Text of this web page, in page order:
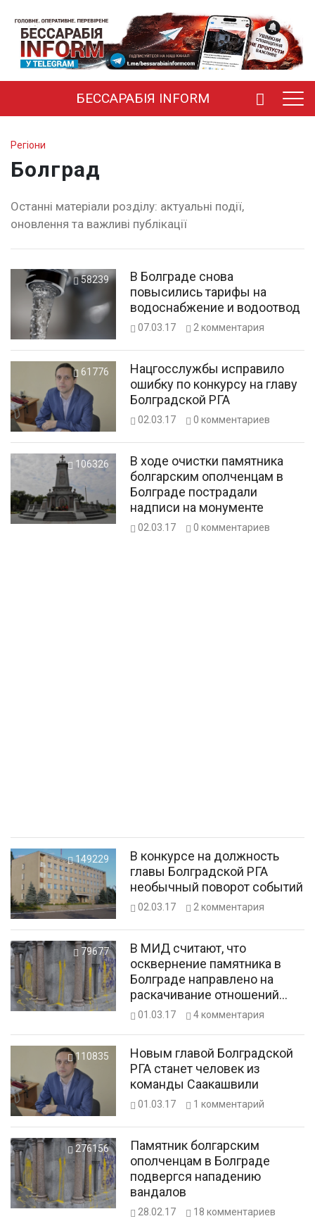
БЕССАРАБІЯ INFORM
Регіони
Болград
Останні матеріали розділу: актуальні події,
оновлення та важливі публікації
58239
В Болграде снова
повысились тарифы на
водоснабжение и водоотвод
07.03.17 2 комментария
61776
Нацгосслужбы исправило
ошибку по конкурсу на главу
Болградской РГА
02.03.17 0 комментариев
106326
В ходе очистки памятника
болгарским ополченцам в
Болграде пострадали
надписи на монументе
02.03.17 0 комментариев
149229
В конкурсе на должность
главы Болградской РГА
необычный поворот событий
02.03.17 2 комментария
79677
В МИД считают, что
осквернение памятника в
Болграде направлено на
раскачивание отношений
Украины и Болгарии
01.03.17 4комментария
110835
Новым главой Болградской
РГА станет человек из
команды Саакашвили
01.03.17 1 комментарий
276156
Памятник болгарским
ополченцам в Болграде
подвергся нападению
вандалов
28.02.17 18 комментариев